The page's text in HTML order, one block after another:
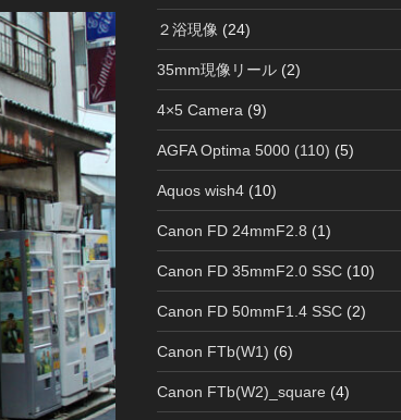
２浴現像 (24)
35mm現像リール (2)
4×5 Camera (9)
AGFA Optima 5000 (110) (5)
Aquos wish4 (10)
Canon FD 24mmF2.8 (1)
Canon FD 35mmF2.0 SSC (10)
Canon FD 50mmF1.4 SSC (2)
Canon FTb(W1) (6)
Canon FTb(W2)_square (4)